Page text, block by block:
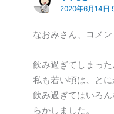
2020年6月14日
なおみさん、コメ
飲み過ぎてしまった
私も若い頃は、と
飲み過ぎてはいろ
らかしました。